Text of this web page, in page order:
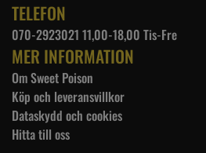
TELEFON
070-2923021 11,00-18,00 Tis-Fre
MER INFORMATION
Om Sweet Poison
Köp och leveransvillkor
Dataskydd och cookies
Hitta till oss